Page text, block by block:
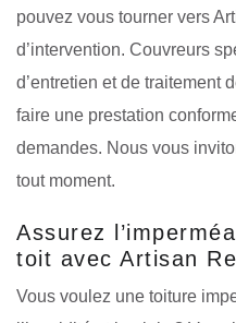
pouvez vous tourner vers
d’intervention. Couvreurs
d’entretien et de traitement
faire une prestation
demandes. Nous vous
tout moment.
Assurez
toit avec Artisan
Vous voulez une toiture